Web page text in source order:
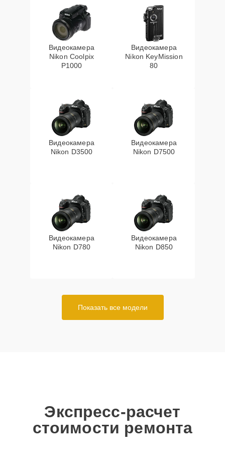
Видеокамера
Nikon Coolpix
P1000
Видеокамера
Nikon KeyMission
80
Видеокамера
Nikon D3500
Видеокамера
Nikon D7500
Видеокамера
Nikon D780
Видеокамера
Nikon D850
Показать все модели
Экспресс-расчет
стоимости ремонта